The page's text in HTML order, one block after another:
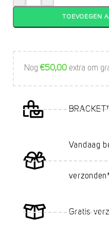
TOEVOEGEN
Nog €50,00 extra om
Vandaag
Gratis